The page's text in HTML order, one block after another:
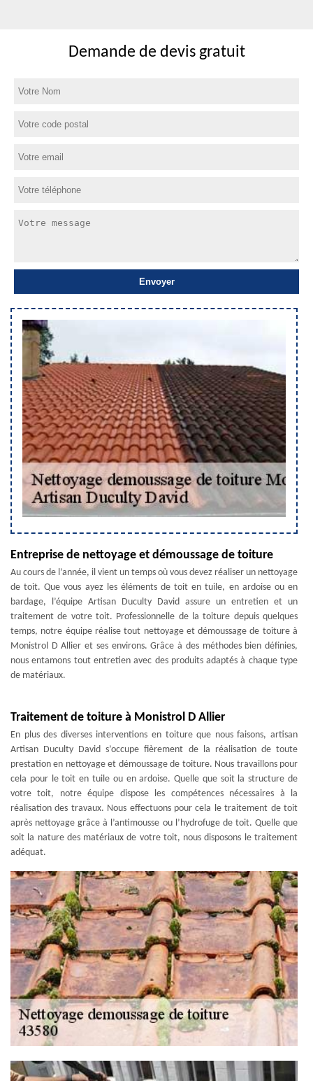
Demande de devis gratuit
Entreprise de nettoyage et démoussage de toiture
Au cours de l’année, il vient un temps où vous devez réaliser un nettoyage
de toit. Que vous ayez les éléments de toit en tuile, en ardoise ou en
bardage, l’équipe Artisan Duculty David assure un entretien et un
traitement de votre toit. Professionnelle de la toiture depuis quelques
temps, notre équipe réalise tout nettoyage et démoussage de toiture à
Monistrol D Allier et ses environs. Grâce à des méthodes bien définies,
nous entamons tout entretien avec des produits adaptés à chaque type
de matériaux.
Traitement de toiture à Monistrol D Allier
En plus des diverses interventions en toiture que nous faisons, artisan
Artisan Duculty David s’occupe fièrement de la réalisation de toute
prestation en nettoyage et démoussage de toiture. Nous travaillons pour
cela pour le toit en tuile ou en ardoise. Quelle que soit la structure de
votre toit, notre équipe dispose les compétences nécessaires à la
réalisation des travaux. Nous effectuons pour cela le traitement de toit
après nettoyage grâce à l’antimousse ou l’hydrofuge de toit. Quelle que
soit la nature des matériaux de votre toit, nous disposons le traitement
adéquat.